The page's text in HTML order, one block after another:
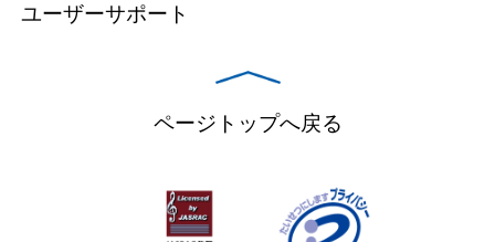
ユーザーサポート
ページトップへ戻る